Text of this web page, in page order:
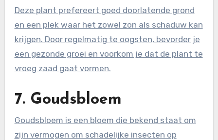
Deze plant prefereert goed doorlatende grond
en een plek waar het zowel zon als schaduw kan
krijgen. Door regelmatig te oogsten, bevorder je
een gezonde groei en voorkom je dat de plant te
vroeg zaad gaat vormen.
7. Goudsbloem
Goudsbloem is een bloem die bekend staat om
zijn vermogen om schadelijke insecten op